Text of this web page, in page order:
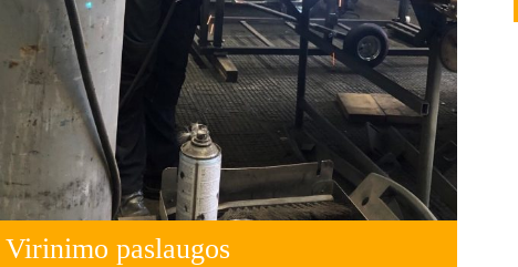
Virinimo paslaugos